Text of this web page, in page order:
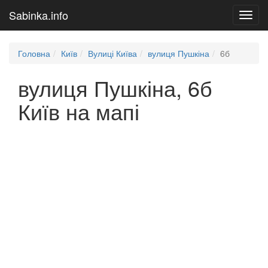
Sabinka.info
Головна Київ Вулиці Київа вулиця Пушкіна 6б
вулиця Пушкіна, 6б
Київ на мапі